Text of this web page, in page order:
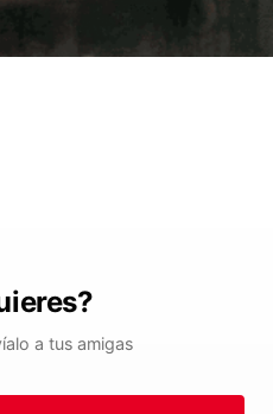
a tus amigas